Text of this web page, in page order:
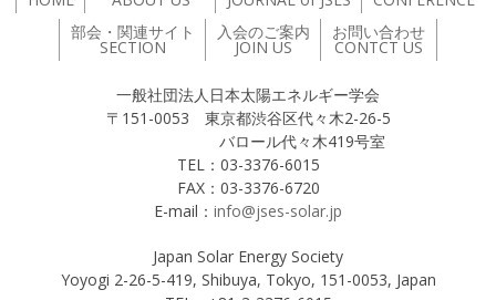
部会・関連サイト
SECTION
入会のご案内
JOIN US
お問い合わせ
CONTCT US
一般社団法人日本太陽エネルギー学会
〒151-0053 東京都渋谷区代々木2-26-5
バロール代々木419号室
TEL：03-3376-6015
FAX：03-3376-6720
E-mail： info@jses-solar.jp
Japan Solar Energy Society
Yoyogi 2-26-5-419, Shibuya, Tokyo, 151-0053, Japan